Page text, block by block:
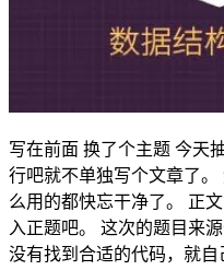
写在前面 换了个主题 今天
行吧就不单独写个文章了
么用的都快忘干净了。 正
入正题吧。 这次的题目来
没有找到合适的代码，就自